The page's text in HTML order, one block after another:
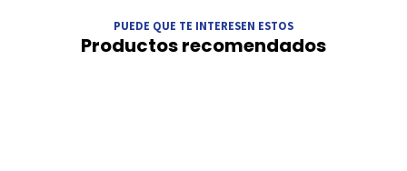
PUEDE QUE TE INTERESEN ESTOS
Productos recomendados